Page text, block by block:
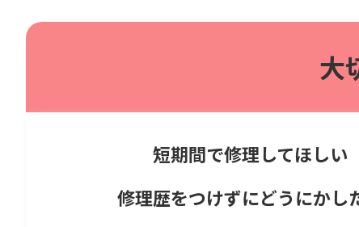
大
短期間で修理してほしい
修理歴をつけずにどうにかし